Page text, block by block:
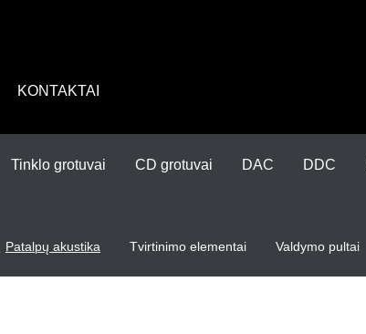
KONTAKTAI
Tinklo grotuvai CD grotuvai DAC DDC
Patalpų akustika Tvirtinimo elementai Valdymo pultai